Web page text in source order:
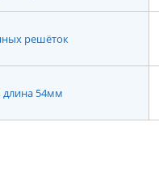
решёток
длина 54мм